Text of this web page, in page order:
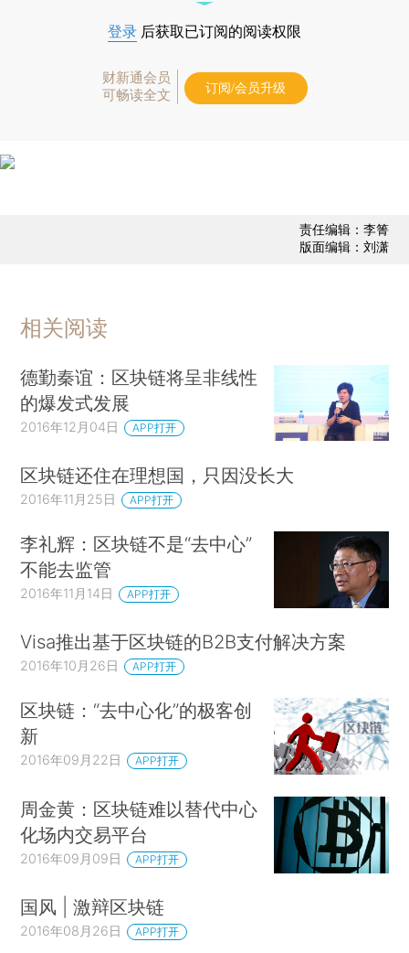
登录 后获取已订阅的阅读权限
财新通会员
可畅读全文
订阅/会员升级
责任编辑：李箐
版面编辑：刘潇
相关阅读
德勤秦谊：区块链将呈非线性
的爆发式发展
2016年12月04日 APP打开
区块链还住在理想国，只因没长大
2016年11月25日 APP打开
李礼辉：区块链不是“去中心”
不能去监管
2016年11月14日 APP打开
Visa推出基于区块链的B2B支付解决方案
2016年10月26日 APP打开
区块链：“去中心化”的极客创
新
2016年09月22日 APP打开
周金黄：区块链难以替代中心
化场内交易平台
2016年09月09日 APP打开
国风 | 激辩区块链
2016年08月26日 APP打开